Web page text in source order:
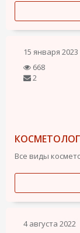
15 января 2023
668
2
КОСМЕТОЛОГ
Все виды
4 августа 2022